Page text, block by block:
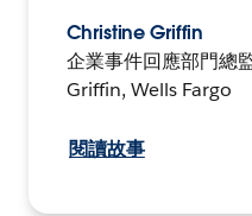
Christine Griffin
企業事件回應部門總
Griffin, Wells Fargo
閱讀故事